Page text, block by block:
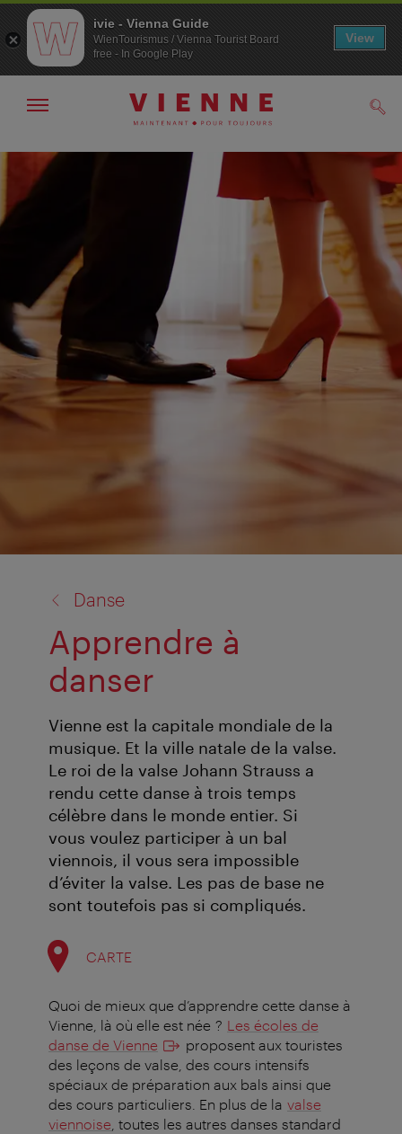
Navigation
Contenu
Afficher
la
navigation
Danse
Apprendre à
danser
Vienne est la capitale mondiale de la
musique. Et la ville natale de la valse.
Le roi de la valse Johann Strauss a
rendu cette danse à trois temps
célèbre dans le monde entier. Si
vous voulez participer à un bal
viennois, il vous sera impossible
d’éviter la valse. Les pas de base ne
sont toutefois pas si compliqués.
CARTE
Quoi de mieux que d’apprendre cette danse à
Vienne, là où elle est née ? Les écoles de
danse de Vienne
proposent aux touristes
des leçons de valse, des cours intensifs
spéciaux de préparation aux bals ainsi que
des cours particuliers. En plus de la valse
viennoise , toutes les autres danses standard
ivie - Vienna Guide
WienTourismus / Vienna Tourist Board
free - In Google Play
View